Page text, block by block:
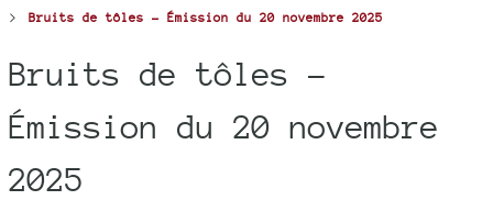
> Bruits de tôles - Émission du 20 novembre 2025
Bruits de tôles -
Émission du 20 novembre
2025